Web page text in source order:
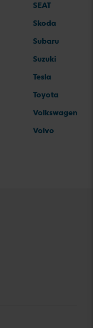
SEAT
Skoda
Subaru
Suzuki
Tesla
Toyota
Volkswagen
Volvo